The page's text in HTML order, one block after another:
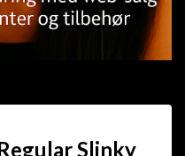
Slinky